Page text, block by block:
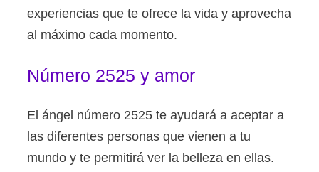
experiencias que te ofrece la vida y aprovecha
al máximo cada momento.
Número 2525 y amor
El ángel número 2525 te ayudará a aceptar a
las diferentes personas que vienen a tu
mundo y te permitirá ver la belleza en ellas.